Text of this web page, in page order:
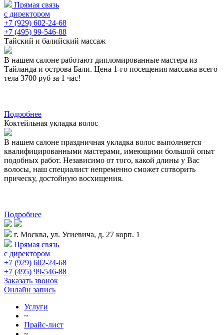
Прямая связь
с директором
+7 (929) 602-24-68
+7 (495) 99-546-88
Тайский и балийский массаж
В нашем салоне работают дипломированные мастера из
Тайланда и острова Бали. Цена 1-го посещения массажа всего
тела 3700 руб за 1 час!
Подробнее
Коктейльная укладка волос
В нашем салоне праздничная укладка волос выполняется
квалифицированными мастерами, имеющими большой опыт
подобных работ. Независимо от того, какой длины у Вас
волосы, наш специалист непременно сможет сотворить
прическу, достойную восхищения.
Подробнее
г. Москва, ул. Усиевича, д. 27 корп. 1
Прямая связь
с директором
+7 (929) 602-24-68
+7 (495) 99-546-88
Заказать звонок
Онлайн запись
Услуги
~
Прайс-лист